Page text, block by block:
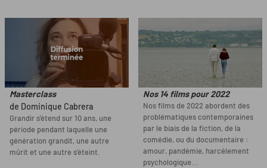
Masterclass
de Dominique Cabrera
Grandir s’étend sur 10 ans, une
période pendant laquelle une
génération grandit, une autre
mûrit et une autre s’éteint.
Nos 14 films pour 2022
Nos films de 2022 abordent des
problématiques contemporaines
par le biais de la fiction, de la
comédie, ou du documentaire :
amour, pandémie, harcèlement
psychologique...